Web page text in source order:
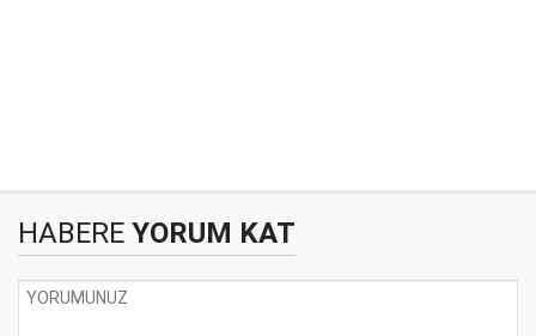
HABERE YORUM KAT